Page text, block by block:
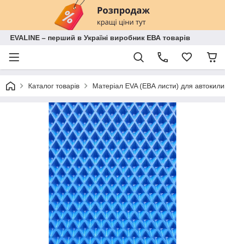
EVALINE – перший в Україні виробник ЕВА товарів
Каталог товарів Матеріал EVA (ЕВА листи) для